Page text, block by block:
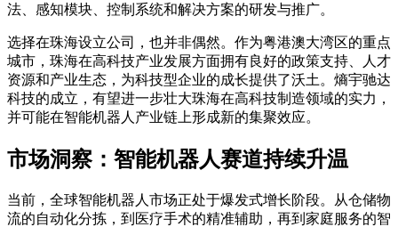
法、感知模块、控制系统和解决方案的研发与推广。
选择在珠海设立公司，也并非偶然。作为粤港澳大湾区的重点
城市，珠海在高科技产业发展方面拥有良好的政策支持、人才
资源和产业生态，为科技型企业的成长提供了沃土。熵宇驰达
科技的成立，有望进一步壮大珠海在高科技制造领域的实力，
并可能在智能机器人产业链上形成新的集聚效应。
市场洞察：智能机器人赛道持续升温
当前，全球智能机器人市场正处于爆发式增长阶段。从仓储物
流的自动化分拣，到医疗手术的精准辅助，再到家庭服务的智